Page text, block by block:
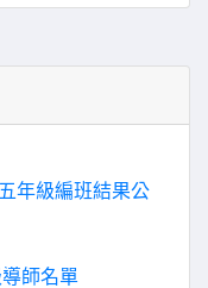
年級編班結果公
師名單